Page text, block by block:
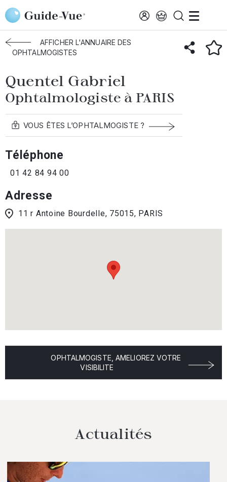
Aller au contenu principal
Accueil Annuaire des ophtalmologistes Paris Quentel Gabriel
AFFICHER L'ANNUAIRE DES
OPHTALMOGISTES
Quentel Gabriel
Ophtalmologiste à PARIS
VOUS ÊTES L’OPHTALMOGISTE ?
Téléphone
01 42 84 94 00
Adresse
11 r Antoine Bourdelle, 75015, PARIS
OPHTALMOGISTE, AMELIOREZ VOTRE
VISIBILITE
Actualités